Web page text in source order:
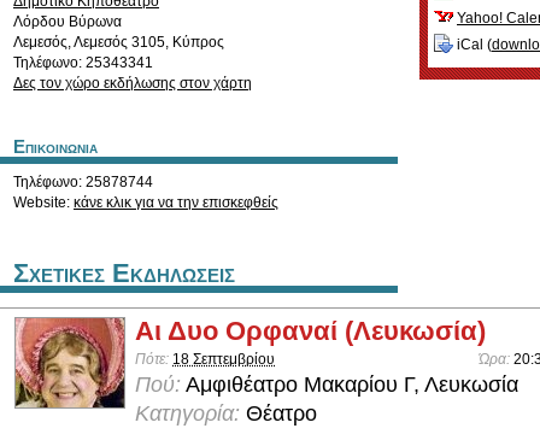
Λόρδου Βύρωνα
Λεμεσός,Λεμεσός 3105, Κύπρος
Τηλέφωνο: 25343341
Δες τον χώρο εκδήλωσης στον χάρτη
Επικοινωνια
Τηλέφωνο: 25878744
Website: κάνε κλικ για να την επισκεφθείς
Yahoo!
iCal (
Σχετικες Εκδηλωσεις
Αι Δυο Ορφαναί (Λευκωσία)
Πότε: 18 Σεπτεμβρίου Ώρα:
Πού: Αμφιθέατρο Μακαρίου Γ, Λευκωσία
Κατηγορία: Θέατρο